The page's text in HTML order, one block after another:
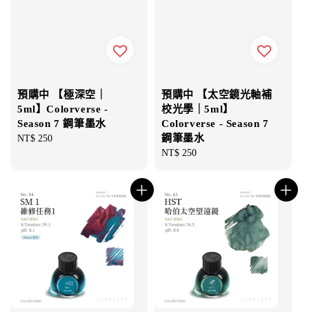
預購中 【極深空｜
5ml】Colorverse -
Season 7 鋼筆墨水
Regular
NT$ 250
預購中 【太空鏡光軸補
校光學｜5ml】
Colorverse - Season 7
鋼筆墨水
Regular
NT$ 250